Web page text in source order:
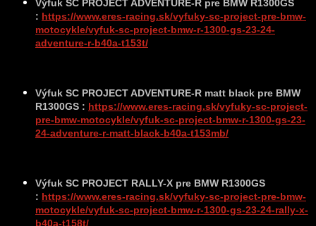
Výfuk SC PROJECT ADVENTURE-R pre BMW R1300GS
: https://www.eres-racing.sk/vyfuky-sc-project-pre-bmw-
motocykle/vyfuk-sc-project-bmw-r-1300-gs-23-24-
adventure-r-b40a-t153t/
Výfuk SC PROJECT ADVENTURE-R matt black pre BMW
R1300GS : https://www.eres-racing.sk/vyfuky-sc-project-
pre-bmw-motocykle/vyfuk-sc-project-bmw-r-1300-gs-23-
24-adventure-r-matt-black-b40a-t153mb/
Výfuk SC PROJECT RALLY-X pre BMW R1300GS
: https://www.eres-racing.sk/vyfuky-sc-project-pre-bmw-
motocykle/vyfuk-sc-project-bmw-r-1300-gs-23-24-rally-x-
b40a-t158t/